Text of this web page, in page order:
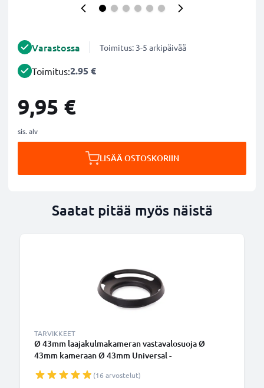
Varastossa Toimitus: 3-5 arkipäivää
Toimitus:2.95 €
9,95 €
sis. alv
LISÄÄ OSTOSKORIIN
Saatat pitää myös näistä
TARVIKKEET
Ø 43mm laajakulmakameran vastavalosuoja Ø
43mm kameraan Ø 43mm Universal -
vastavalosuoja tuotemerkiltä CELLONIC
(16 arvostelut)